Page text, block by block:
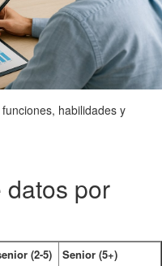
habilidades y
por
(2-5)
Senior (5+)